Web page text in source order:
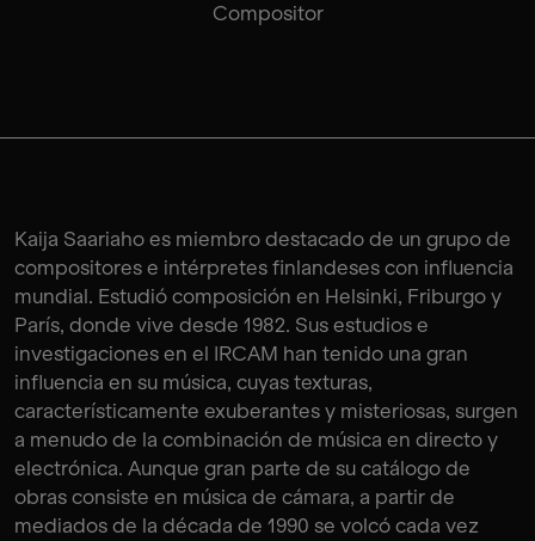
Compositor
Kaija Saariaho es miembro destacado de un grupo de
compositores e intérpretes finlandeses con influencia
mundial. Estudió composición en Helsinki, Friburgo y
París, donde vive desde 1982. Sus estudios e
investigaciones en el IRCAM han tenido una gran
influencia en su música, cuyas texturas,
característicamente exuberantes y misteriosas, surgen
a menudo de la combinación de música en directo y
electrónica. Aunque gran parte de su catálogo de
obras consiste en música de cámara, a partir de
mediados de la década de 1990 se volcó cada vez